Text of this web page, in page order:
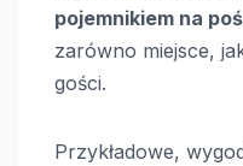
pojemnikiem na
zarówno miejsce,
gości.
Przykładowe,